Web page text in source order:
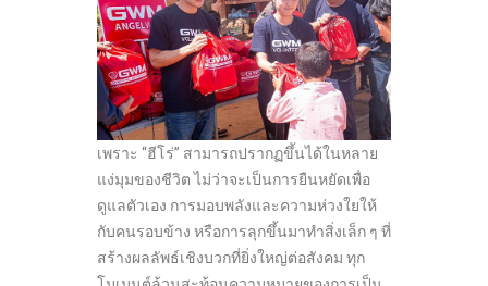
เพราะ “ฮีโร่” สามารถปรากฏขึ้นได้ในหลาย
แง่มุมของชีวิต ไม่ว่าจะเป็นการยืนหยัดเพื่อ
ดูแลตัวเอง การมอบพลังและความห่วงใยให้
กับคนรอบข้าง หรือการลุกขึ้นมาทำสิ่งเล็ก ๆ ที่
สร้างผลลัพธ์เชิงบวกที่ยิ่งใหญ่ต่อสังคม ทุก